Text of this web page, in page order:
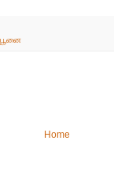
பூனை
Home